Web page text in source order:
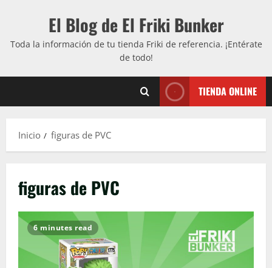
El Blog de El Friki Bunker
Toda la información de tu tienda Friki de referencia. ¡Entérate
de todo!
TIENDA ONLINE
Inicio figuras de PVC
figuras de PVC
6 minutes read